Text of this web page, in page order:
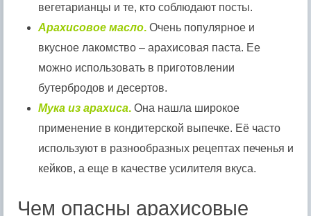
вегетарианцы и те, кто соблюдают посты.
Арахисовое масло.Очень популярное и
вкусное лакомство – арахисовая паста. Ее
можно использовать в приготовлении
бутербродов и десертов.
Мука из арахиса.Она нашла широкое
применение в кондитерской выпечке. Её часто
используют в разнообразных рецептах печенья и
кейков, а еще в качестве усилителя вкуса.
Чем опасны арахисовые